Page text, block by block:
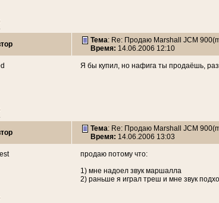
Тема: Re: Продаю Marshall JCM
Время: 14.06.2006 12:10
Я бы купил, но нафига ты продаёшь,
Тема: Re: Продаю Marshall JCM
Время: 14.06.2006 13:03
продаю потому что:
1) мне надоел звук маршалла
2) раньше я играл треш и мне звук